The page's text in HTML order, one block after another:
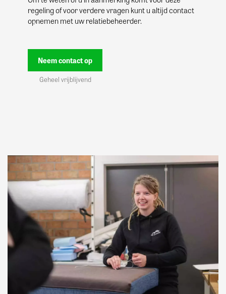
regeling of voor verdere vragen kunt u altijd contact
opnemen met uw relatiebeheerder.
Neem contact op
Geheel vrijblijvend